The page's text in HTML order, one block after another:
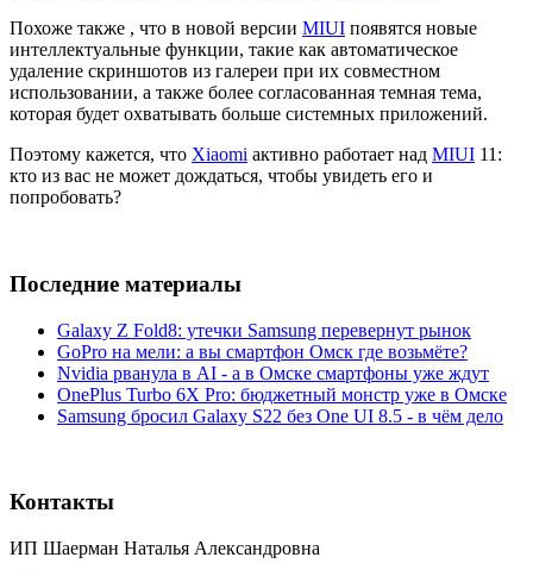
Похоже также , что в новой версии MIUI появятся новые
интеллектуальные функции, такие как автоматическое
удаление скриншотов из галереи при их совместном
использовании, а также более согласованная темная тема,
которая будет охватывать больше системных приложений.
Поэтому кажется, что Xiaomi активно работает над MIUI 11:
кто из вас не может дождаться, чтобы увидеть его и
попробовать?
Последние материалы
Galaxy Z Fold8: утечки Samsung перевернут рынок
GoPro на мели: а вы смартфон Омск где возьмёте?
Nvidia рванула в AI - а в Омске смартфоны уже ждут
OnePlus Turbo 6X Pro: бюджетный монстр уже в Омске
Samsung бросил Galaxy S22 без One UI 8.5 - в чём дело
Контакты
ИП Шаерман Наталья Александровна